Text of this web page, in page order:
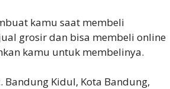
kamu saat membeli
grosir dan bisa membeli online
kamu untuk membelinya.
Bandung Kidul, Kota Bandung,